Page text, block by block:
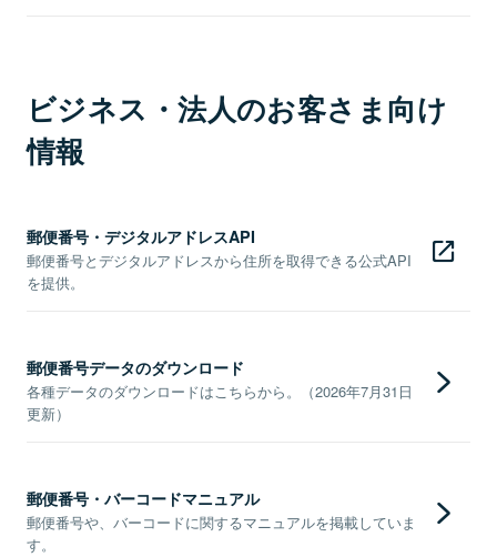
ビジネス・法人のお客さま向け
情報
郵便番号・デジタルアドレスAPI
郵便番号とデジタルアドレスから住所を取得できる公式API
を提供。
郵便番号データのダウンロード
各種データのダウンロードはこちらから。（2026年7月31日
更新）
郵便番号・バーコードマニュアル
郵便番号や、バーコードに関するマニュアルを掲載していま
す。